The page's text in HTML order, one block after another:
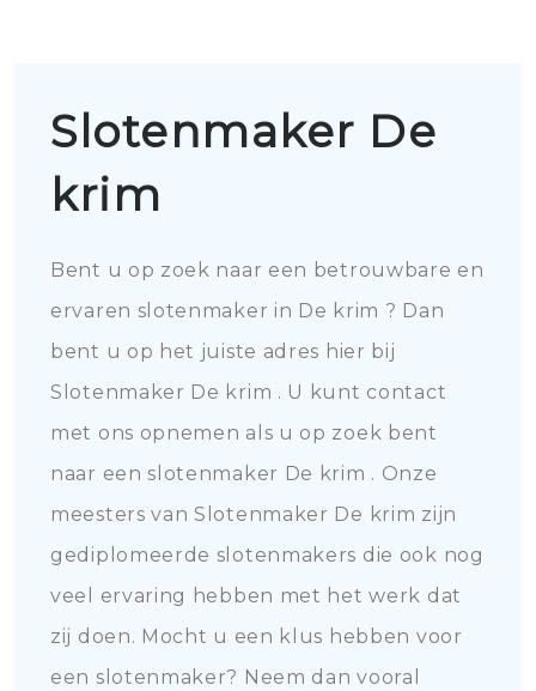
Slotenmaker De
krim
Bent u op zoek naar een betrouwbare en
ervaren slotenmaker in De krim ? Dan
bent u op het juiste adres hier bij
Slotenmaker De krim . U kunt contact
met ons opnemen als u op zoek bent
naar een slotenmaker De krim . Onze
meesters van Slotenmaker De krim zijn
gediplomeerde slotenmakers die ook nog
veel ervaring hebben met het werk dat
zij doen. Mocht u een klus hebben voor
een slotenmaker? Neem dan vooral